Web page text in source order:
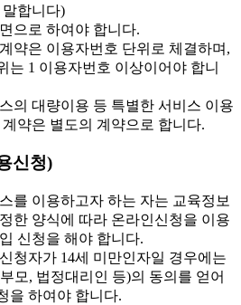
말합니다)
으로 하여야 합니다.
약은 이용자번호 단위로 체결하며,
는 1 이용자번호 이상이어야 합니
의 대량이용 등 특별한 서비스 이용
계약은 별도의 계약으로 합니다.
신청)
를 이용하고자 하는 자는 교육정보
한 양식에 따라 온라인신청을 이용
신청을 해야 합니다.
청자가 14세 미만인자일 경우에는
모, 법정대리인 등)의 동의를 얻어
을 하여야 합니다.